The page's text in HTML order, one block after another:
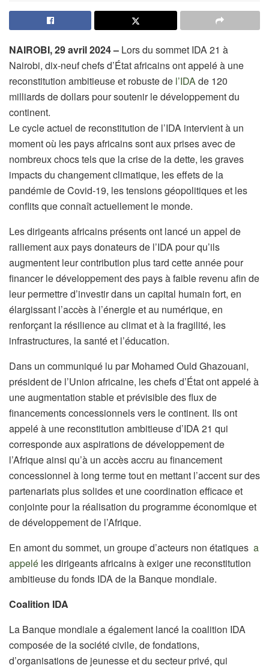
NAIROBI, 29 avril 2024 – Lors du sommet IDA 21 à
Nairobi, dix-neuf chefs d’État africains ont appelé à une
reconstitution ambitieuse et robuste de l’IDAde 120
milliards de dollars pour soutenir le développement du
continent.
Le cycle actuel de reconstitution de l’IDA intervient à un
moment où les pays africains sont aux prises avec de
nombreux chocs tels que la crise de la dette, les graves
impacts du changement climatique, les effets de la
pandémie de Covid-19, les tensions géopolitiques et les
conflits que connaît actuellement le monde.
Les dirigeants africains présents ont lancé un appel de
ralliement aux pays donateurs de l’IDA pour qu’ils
augmentent leur contribution plus tard cette année pour
financer le développement des pays à faible revenu afin de
leur permettre d’investir dans un capital humain fort, en
élargissant l’accès à l’énergie et au numérique, en
renforçant la résilience au climat et à la fragilité, les
infrastructures, la santé et l’éducation.
Dans un communiqué lu par Mohamed Ould Ghazouani,
président de l’Union africaine, les chefs d’État ont appelé à
une augmentation stable et prévisible des flux de
financements concessionnels vers le continent. Ils ont
appelé à une reconstitution ambitieuse d’IDA 21 qui
corresponde aux aspirations de développement de
l’Afrique ainsi qu’à un accès accru au financement
concessionnel à long terme tout en mettant l’accent sur des
partenariats plus solides et une coordination efficace et
conjointe pour la réalisation du programme économique et
de développement de l’Afrique.
En amont du sommet, un groupe d’acteurs non étatiques a
appelé les dirigeants africains à exiger une reconstitution
ambitieuse du fonds IDA de la Banque mondiale.
Coalition IDA
La Banque mondiale a également lancé la coalition IDA
composée de la société civile, de fondations,
d’organisations de jeunesse et du secteur privé, qui